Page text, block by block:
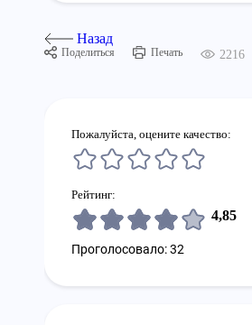
Назад
Поделиться Печать 2216
Пожалуйста, оцените качество:
Рейтинг:
4,85
Проголосовало: 32